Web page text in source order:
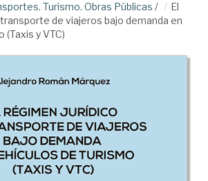
Turismo. Obras Públicas /
El
de viajeros bajo demanda en
y VTC)